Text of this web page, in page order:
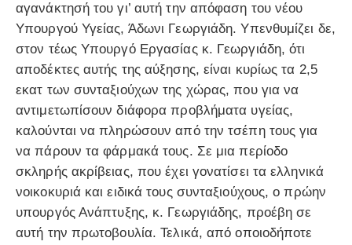
αγανάκτησή του γι’ αυτή την απόφαση του νέου
Υπουργού Υγείας, Άδωνι Γεωργιάδη. Υπενθυμίζει δε,
στον τέως Υπουργό Εργασίας κ. Γεωργιάδη, ότι
αποδέκτες αυτής της αύξησης, είναι κυρίως τα 2,5
εκατ των συνταξιούχων της χώρας, που για να
αντιμετωπίσουν διάφορα προβλήματα υγείας,
καλούνται να πληρώσουν από την τσέπη τους για
να πάρουν τα φάρμακά τους. Σε μια περίοδο
σκληρής ακρίβειας, που έχει γονατίσει τα ελληνικά
νοικοκυριά και ειδικά τους συνταξιούχους, ο πρώην
υπουργός Ανάπτυξης, κ. Γεωργιάδης, προέβη σε
αυτή την πρωτοβουλία. Τελικά, από οποιοδήποτε